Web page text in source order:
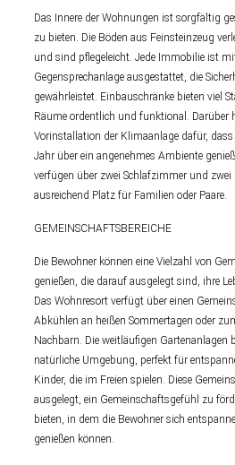
Das Innere der Wohnungen ist sorgfältig
zu bieten. Die Böden aus Feinsteinzeug
und sind pflegeleicht. Jede Immobilie ist
Gegensprechanlage ausgestattet, die
gewährleistet. Einbauschränke bieten viel
Räume ordentlich und funktional. Darüber
Vorinstallation der Klimaanlage dafür,
Jahr über ein angenehmes Ambiente
verfügen über zwei Schlafzimmer und
ausreichend Platz für Familien oder Paare.
GEMEINSCHAFTSBEREICHE
Die Bewohner können eine Vielzahl von
genießen, die darauf ausgelegt sind, ihre
Das Wohnresort verfügt über einen
Abkühlen an heißen Sommertagen oder
Nachbarn. Die weitläufigen Gartenanlagen
natürliche Umgebung, perfekt für
Kinder, die im Freien spielen. Diese
ausgelegt, ein Gemeinschaftsgefühl zu
bieten, in dem die Bewohner sich
genießen können.